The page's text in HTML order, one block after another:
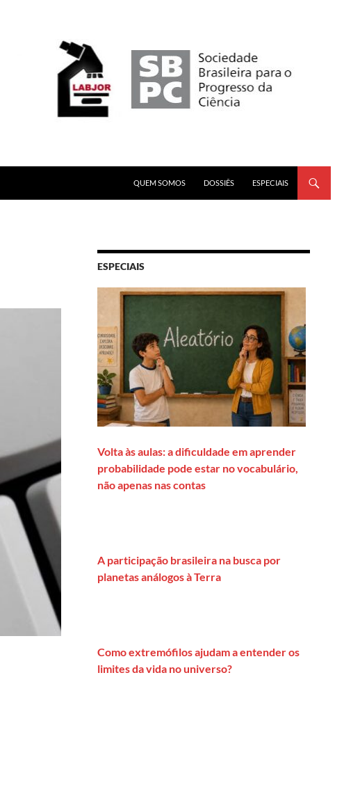
QUEM SOMOS
DOSSIÊS ESPECIAIS
ESPECIAIS
Volta às aulas: a dificuldade em aprender
probabilidade pode estar no vocabulário,
não apenas nas contas
A participação brasileira na busca por
planetas análogos à Terra
Como extremófilos ajudam a entender os
limites da vida no universo?